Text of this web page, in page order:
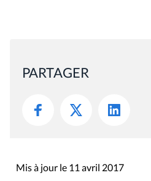
PARTAGER
Mis à jour le 11 avril 2017